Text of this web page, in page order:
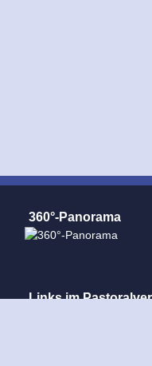
360°-Panorama
Links im